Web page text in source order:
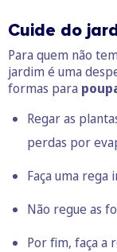
Cuide do
Para quem não
jardim é uma
formas para
Regar as
perdas por
Faça uma rega
Não regue as
Por fim, faça a